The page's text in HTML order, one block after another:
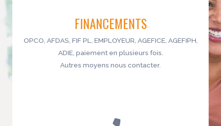
FINANCEMENTS
OPCO, AFDAS, FIF PL, EMPLOYEUR, AGEFICE, AGEFIPH,
ADIE, paiement en plusieurs fois.
Autres moyens nous contacter.